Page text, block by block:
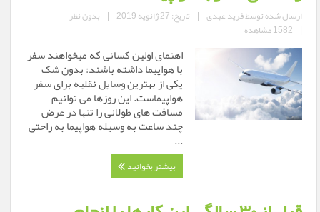
ارسال شده توسطفرید عبدی | تاریخ: 27 ژانویه 2019 | بدون نظر
| 1582 مشاهده
اهنمای اولین کسانی که میخواهند سفر
با هواپیما داشته باشند: بدون شک
یکی از بهترین وسایل نقلیه برای سفر
هواپیماست. این روزها می توانیم
مسافت های طولانی را تنها در عرض
چند ساعت به وسیله هواپیما به راحتی
...
بیشتر بخوانید